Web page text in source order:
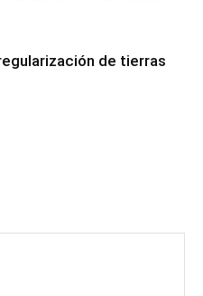
de tierras